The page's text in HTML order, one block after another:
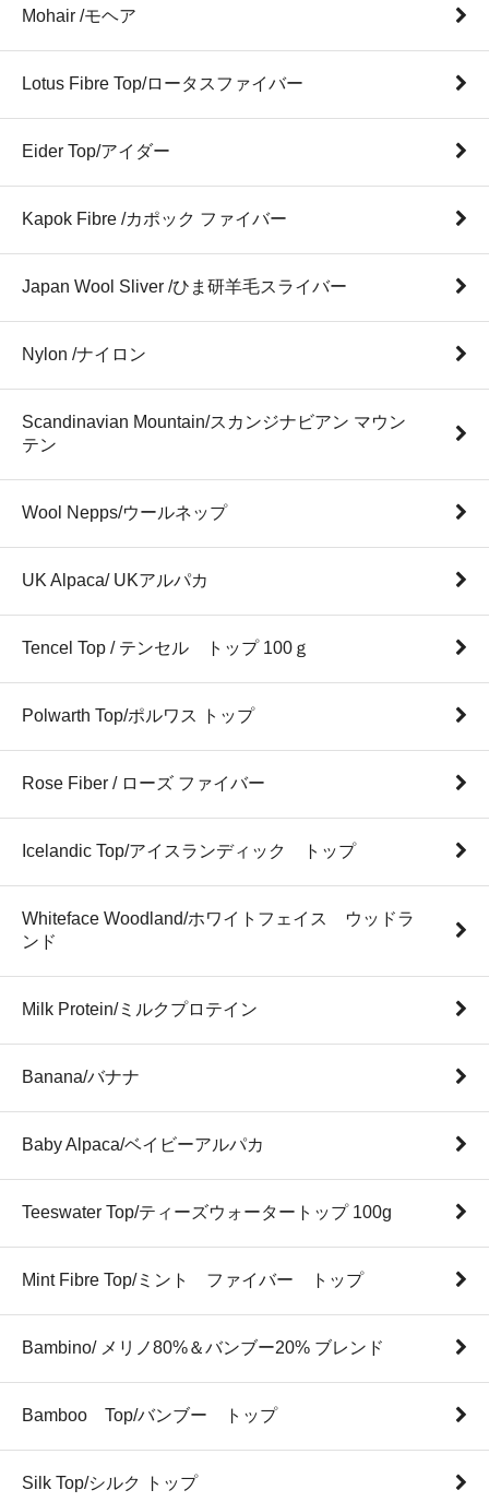
Mohair /モヘア
Lotus Fibre Top/ロータスファイバー
Eider Top/アイダー
Kapok Fibre /カポック ファイバー
Japan Wool Sliver /ひま研羊毛スライバー
Nylon /ナイロン
Scandinavian Mountain/スカンジナビアン マウン
テン
Wool Nepps/ウールネップ
UK Alpaca/ UKアルパカ
Tencel Top / テンセル トップ 100ｇ
Polwarth Top/ポルワス トップ
Rose Fiber / ローズ ファイバー
Icelandic Top/アイスランディック トップ
Whiteface Woodland/ホワイトフェイス ウッドラ
ンド
Milk Protein/ミルクプロテイン
Banana/バナナ
Baby Alpaca/ベイビーアルパカ
Teeswater Top/ティーズウォータートップ 100g
Mint Fibre Top/ミント ファイバー トップ
Bambino/ メリノ80%＆バンブー20% ブレンド
Bamboo Top/バンブー トップ
Silk Top/シルク トップ